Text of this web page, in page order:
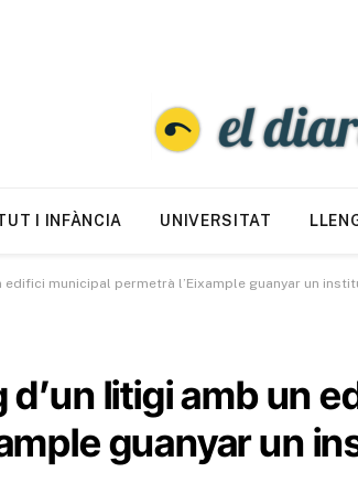
I INFÀNCIA UNIVERSITAT
edifici municipal permetrà l’Eixample guanyar un
d’un litigi amb un
guanyar un